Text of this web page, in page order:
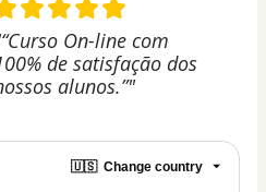
On-line com
de satisfação dos
alunos.”"
🇺🇸 Change country